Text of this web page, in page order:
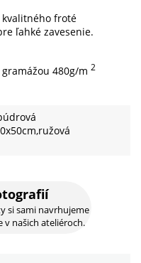
si sami navrhujeme
v našich ateliéroch.
kvalitného froté
ľahké zavesenie.
480g/m 2